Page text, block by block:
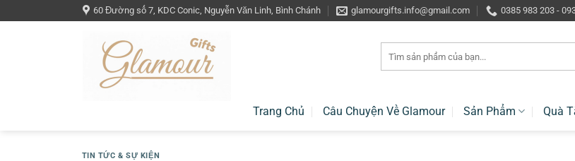
đến
60 Đường số 7, KDC Conic, Nguyễn Văn Linh, Bình Chánh glamourgifts.info@gmail.com 0385 983 203 -
kiếm:
Trang Chủ Câu Chuyện Về Glamour Sản Phẩm Quà
TIN TỨC & SỰ KIỆN